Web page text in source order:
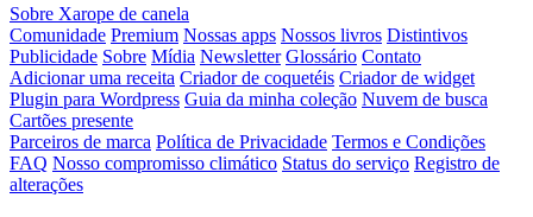
Sobre Xarope de canela
Comunidade Premium Nossas apps Nossos livros Distintivos
Publicidade Sobre Mídia Newsletter Glossário Contato
Adicionar uma receita Criador de coquetéis Criador de widget
Plugin para Wordpress Guia da minha coleção Nuvem de busca
Cartões presente
Parceiros de marca Política de Privacidade Termos e Condições
FAQ Nosso compromisso climático Status do serviço Registro de
alterações